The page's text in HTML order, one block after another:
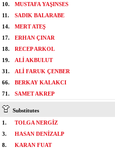
10.
MUSTAFA YAŞINSES
11.
SADIK BALARABE
14.
MERT ATEŞ
17.
ERHAN ÇINAR
18.
RECEP ARKOL
19.
ALİ AKBULUT
31.
ALİ FARUK ÇENBER
66.
BERKAY KALAKCI
71.
SAMET AKREP
Substitutes
1.
TOLGA NERGİZ
3.
HASAN DENİZALP
8.
KARAN FUAT